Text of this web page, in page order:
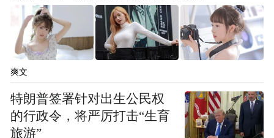
爽文
特朗普签署针对出生公民权
的行政令，将严厉打击“生育
旅游”